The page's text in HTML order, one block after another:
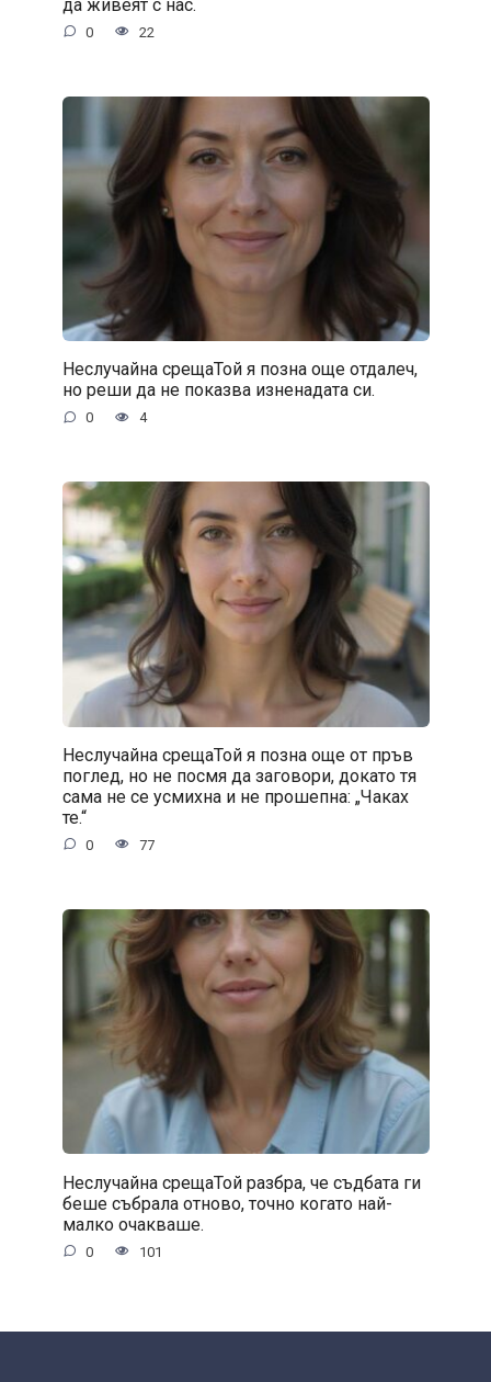
да живеят с нас.
0 22
Неслучайна срещаТой я позна още отдалеч,
но реши да не показва изненадата си.
0 4
Неслучайна срещаТой я позна още от пръв
поглед, но не посмя да заговори, докато тя
сама не се усмихна и не прошепна: „Чаках
те.“
0 77
Неслучайна срещаТой разбра, че съдбата ги
беше събрала отново, точно когато най-
малко очакваше.
0 101